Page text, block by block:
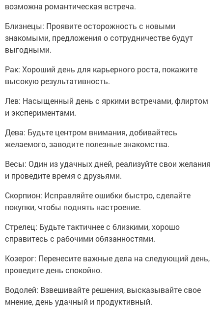
возможна романтическая встреча.
Близнецы: Проявите осторожность с новыми
знакомыми, предложения о сотрудничестве будут
выгодными.
Рак: Хороший день для карьерного роста, покажите
высокую результативность.
Лев: Насыщенный день с яркими встречами, флиртом
и экспериментами.
Дева: Будьте центром внимания, добивайтесь
желаемого, заводите полезные знакомства.
Весы: Один из удачных дней, реализуйте свои желания
и проведите время с друзьями.
Скорпион: Исправляйте ошибки быстро, сделайте
покупки, чтобы поднять настроение.
Стрелец: Будьте тактичнее с близкими, хорошо
справитесь с рабочими обязанностями.
Козерог: Перенесите важные дела на следующий день,
проведите день спокойно.
Водолей: Взвешивайте решения, высказывайте свое
мнение, день удачный и продуктивный.